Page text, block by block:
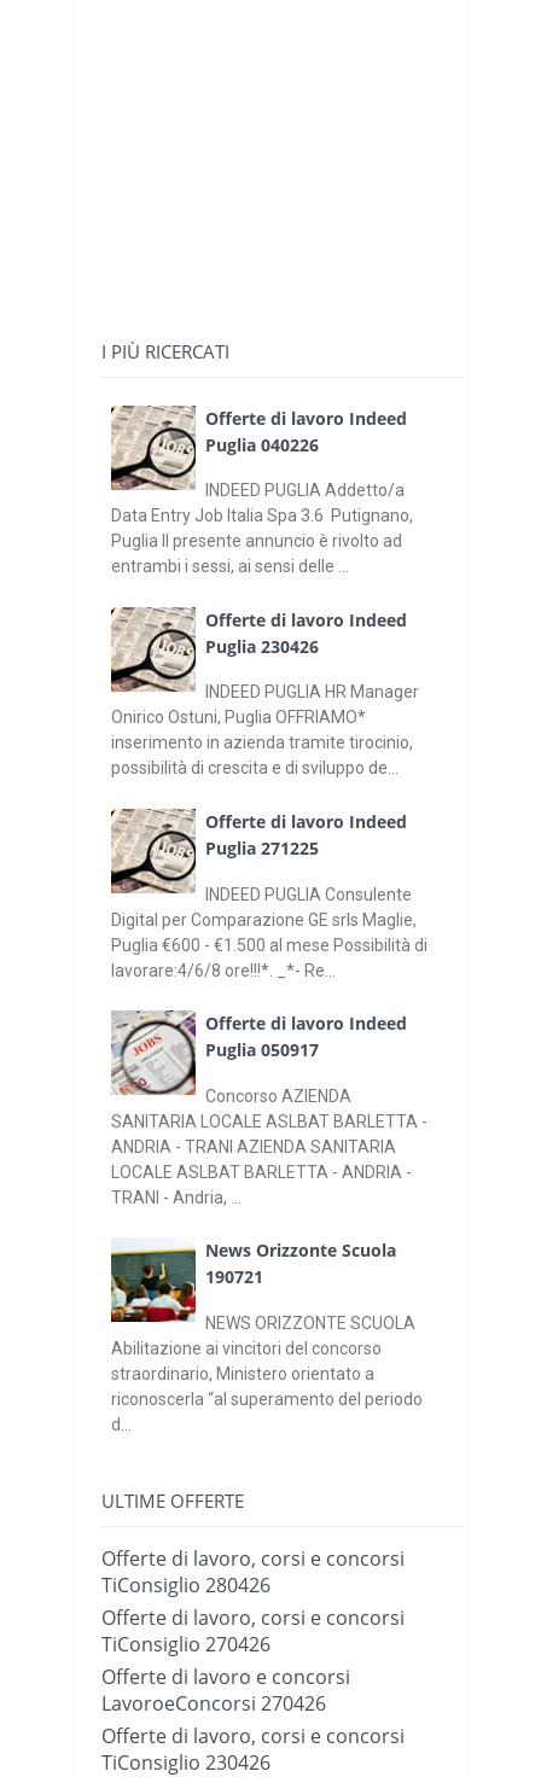
I PIÙ RICERCATI
Offerte di lavoro Indeed
Puglia 040226
INDEED PUGLIA Addetto/a
Data Entry Job Italia Spa 3.6 Putignano,
Puglia Il presente annuncio è rivolto ad
entrambi i sessi, ai sensi delle ...
Offerte di lavoro Indeed
Puglia 230426
INDEED PUGLIA HR Manager
Onirico Ostuni, Puglia OFFRIAMO*
inserimento in azienda tramite tirocinio,
possibilità di crescita e di sviluppo de...
Offerte di lavoro Indeed
Puglia 271225
INDEED PUGLIA Consulente
Digital per Comparazione GE srls Maglie,
Puglia €600 - €1.500 al mese Possibilità di
lavorare:4/6/8 ore!!!*. _*- Re...
Offerte di lavoro Indeed
Puglia 050917
Concorso AZIENDA
SANITARIA LOCALE ASLBAT BARLETTA -
ANDRIA - TRANI AZIENDA SANITARIA
LOCALE ASLBAT BARLETTA - ANDRIA -
TRANI - Andria, ...
News Orizzonte Scuola
190721
NEWS ORIZZONTE SCUOLA
Abilitazione ai vincitori del concorso
straordinario, Ministero orientato a
riconoscerla “al superamento del periodo
d...
ULTIME OFFERTE
Offerte di lavoro, corsi e concorsi
TiConsiglio 280426
Offerte di lavoro, corsi e concorsi
TiConsiglio 270426
Offerte di lavoro e concorsi
LavoroeConcorsi 270426
Offerte di lavoro, corsi e concorsi
TiConsiglio 230426